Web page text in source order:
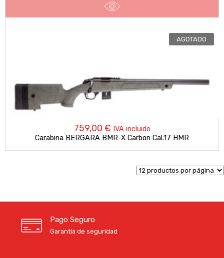
AGOTADO
759,00 € IVA incluido
Carabina BERGARA BMR-X Carbon Cal.17 HMR
Pago Seguro
Garantía de seguridad